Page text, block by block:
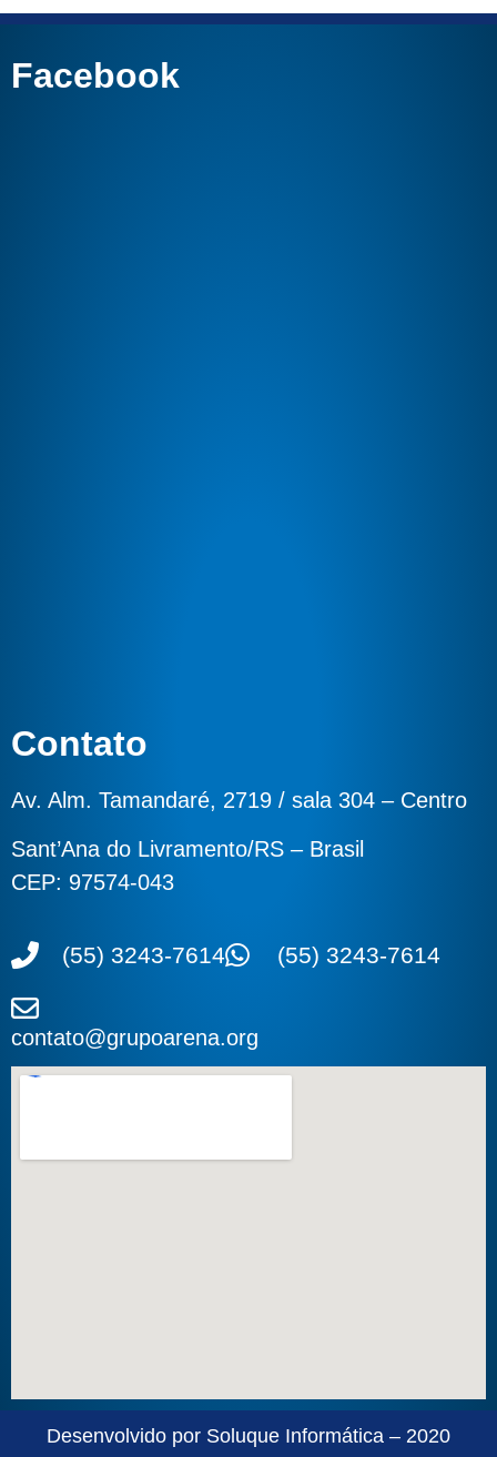
Facebook
Contato
Av. Alm. Tamandaré, 2719 / sala 304 – Centro
Sant’Ana do Livramento/RS – Brasil
CEP: 97574-043
(55) 3243-7614 (55) 3243-7614
contato@grupoarena.org
Desenvolvido por Soluque Informática – 2020